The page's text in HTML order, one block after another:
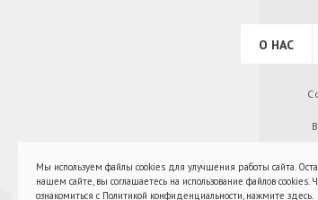
О НАС
Мы используем файлы cookies для улучшения работы сайта.
нашем сайте, вы соглашаетесь на использование файлов cookies.
ознакомиться с Политикой конфиденциальности, нажмите здесь.